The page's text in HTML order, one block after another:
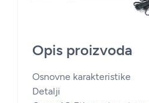
Opis proizvoda
Osnovne karakteristike
Detalji